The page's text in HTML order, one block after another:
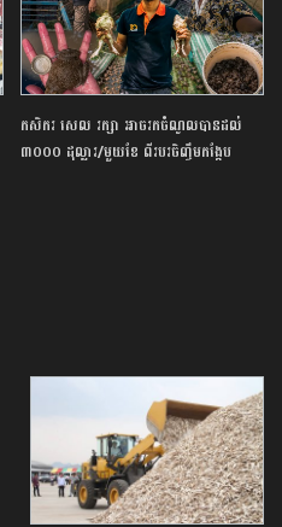
កសិករ ​សេល ​រក្សា​ ​អាច​រក​ចំណូល​បាន​ដល់​ ​
៣០០០​ ​ដុល្លារ​/​មួយ​ខែ ​ពីរបរ​ចិញ្ចឹម​កង្កែប